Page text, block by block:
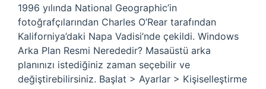
1996 yılında National Geographic’in
fotoğrafçılarından Charles O’Rear tarafından
Kaliforniya’daki Napa Vadisi’nde çekildi. Windows
Arka Plan Resmi Nerededir? Masaüstü arka
planınızı istediğiniz zaman seçebilir ve
değiştirebilirsiniz. Başlat > Ayarlar > Kişiselleştirme